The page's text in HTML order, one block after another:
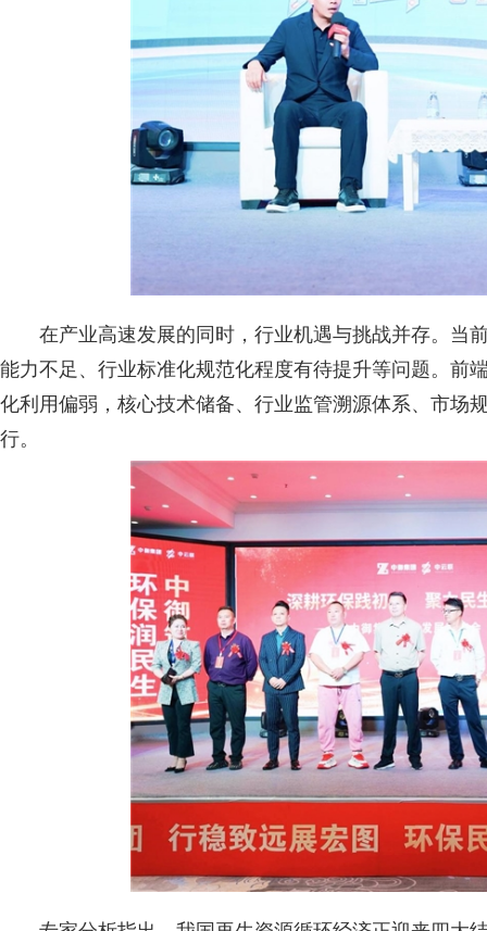
在产业高速发展的同时，行业机遇与挑战并存。当
能力不足、行业标准化规范化程度有待提升等问题。前
化利用偏弱，核心技术储备、行业监管溯源体系、市场
行。